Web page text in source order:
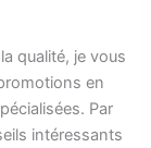
qualité, je vous
en
Par
intéressants